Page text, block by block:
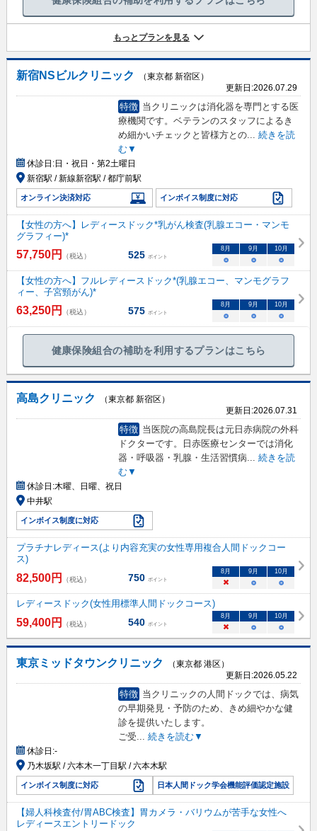
もっとプランを見る
新宿NSビルクリニック
（東京都 新宿区）
更新日:2026.07.29
特徴 当クリニックは消化器を専門とする医
療機関です。ベテランのスタッフによるき
め細かいチェックと皆様方との...
続きを読
む▼
休診日:日・祝日・第2土曜日
新宿駅 / 新線新宿駅 / 都庁前駅
オンライン決済対応 インボイス制度に対応
【女性の方へ】レディースドック*乳がん検査(乳腺エコー・マンモ
グラフィー)*
57,750円 （税込） 525 ポイント
8 月 9 月 10月
○ ○ ○
【女性の方へ】フルレディースドック*(乳腺エコー、マンモグラフ
ィー、子宮頸がん)*
63,250円 （税込） 575 ポイント
8 月 9 月 10月
○ ○ ○
健康保険組合の補助を利用するプランはこちら
高島クリニック
（東京都 新宿区）
更新日:2026.07.31
特徴 当医院の高島院長は元日赤病院の外科
ドクターです。日赤医療センターでは消化
器・呼吸器・乳腺・生活習慣病... 続きを読
む▼
休診日:木曜、日曜、祝日
中井駅
インボイス制度に対応
プラチナレディース(より内容充実の女性専用複合人間ドックコー
ス)
82,500円 （税込） 750 ポイント
8月 9月 10月
× ○ ○
レディースドック(女性用標準人間ドックコース)
59,400円 （税込） 540 ポイント
8月 9月 10月
× ○ ○
東京ミッドタウンクリニック
（東京都 港区）
更新日:2026.05.22
特徴 当クリニックの人間ドックでは、病気
の早期発見・予防のため、きめ細やかな健
診を提供いたします。
ご受
続きを読む▼
休診日:-
乃木坂駅 / 六本木一丁目駅 / 六本木駅
インボイス制度に対応 日本人間ドック学会機能評価認定施設
【婦人科検査付/胃ABC検査】胃カメラ・バリウムが苦手な女性へ
レディースエントリードック